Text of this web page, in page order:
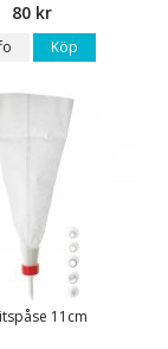
80 kr
Köp
11cm